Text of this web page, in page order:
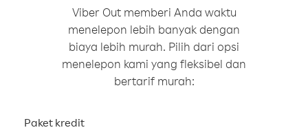
Viber Out memberi Anda waktu
menelepon lebih banyak dengan
biaya lebih murah. Pilih dari opsi
menelepon kami yang fleksibel dan
bertarif murah:
Paket kredit